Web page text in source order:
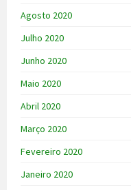
Agosto 2020
Julho 2020
Junho 2020
Maio 2020
Abril 2020
Março 2020
Fevereiro 2020
Janeiro 2020